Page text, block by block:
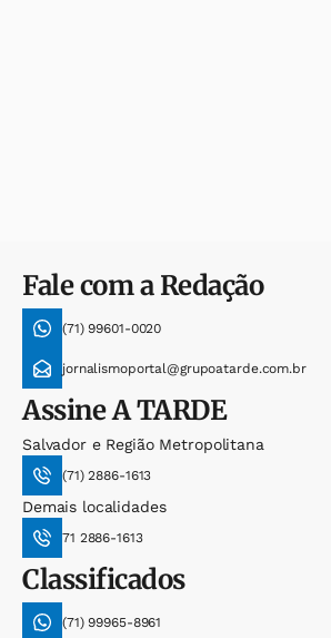
Fale com a Redação
(71) 99601-0020
jornalismoportal@grupoatarde.com.br
AssineA TARDE
Salvador e Região Metropolitana
(71) 2886-1613
Demais localidades
71 2886-1613
Classificados
(71) 99965-8961